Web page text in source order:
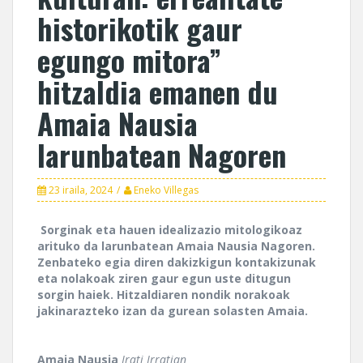
historikotik gaur
egungo mitora”
hitzaldia emanen du
Amaia Nausia
larunbatean Nagoren
23 iraila, 2024 Eneko Villegas
Sorginak eta hauen idealizazio mitologikoaz
arituko da larunbatean Amaia Nausia Nagoren.
Zenbateko egia diren dakizkigun kontakizunak
eta nolakoak ziren gaur egun uste ditugun
sorgin haiek. Hitzaldiaren nondik norakoak
jakinarazteko izan da gurean solasten Amaia.
Amaia Nausia Irati Irratian